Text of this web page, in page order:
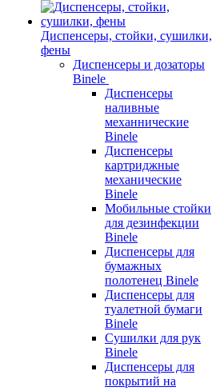
Диспенсеры, стойки, сушилки,
фены
Диспенсеры и дозаторы
Binele
Диспенсеры
наливные
механнические
Binele
Диспенсеры
картриджные
механические
Binele
Мобильные стойки
для дезинфекции
Binele
Диспенсеры для
бумажных
полотенец Binele
Диспенсеры для
туалетной бумаги
Binele
Сушилки для рук
Binele
Диспенсеры для
покрытий на